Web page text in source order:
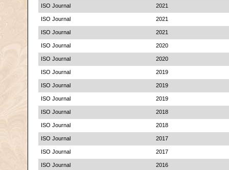
ISO Journal 2021
ISO Journal 2021
ISO Journal 2021
ISO Journal 2020
ISO Journal 2020
ISO Journal 2019
ISO Journal 2019
ISO Journal 2019
ISO Journal 2018
ISO Journal 2018
ISO Journal 2017
ISO Journal 2017
ISO Journal 2016